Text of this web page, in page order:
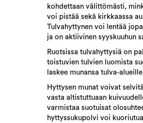
kohdettaan välittömästi,
voi pistää sekä kirkkaassa
Tulvahyttynen voi lentää
ja on aktiivinen syyskuuhun
Ruotsissa tulvahyttysiä on
toistuvien tulvien luomista
laskee munansa tulva-
Hyttysen munat voivat
vasta altistuttuaan
varmistaa suotuisat
hyttyssukupolvi voi